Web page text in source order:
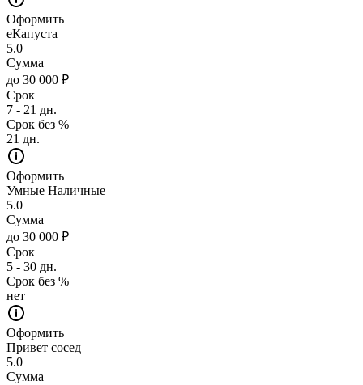
Оформить
еКапуста
5.0
Сумма
до 30 000 ₽
Срок
7 - 21 дн.
Срок без %
21 дн.
Оформить
Умные Наличные
5.0
Сумма
до 30 000 ₽
Срок
5 - 30 дн.
Срок без %
нет
Оформить
Привет сосед
5.0
Сумма